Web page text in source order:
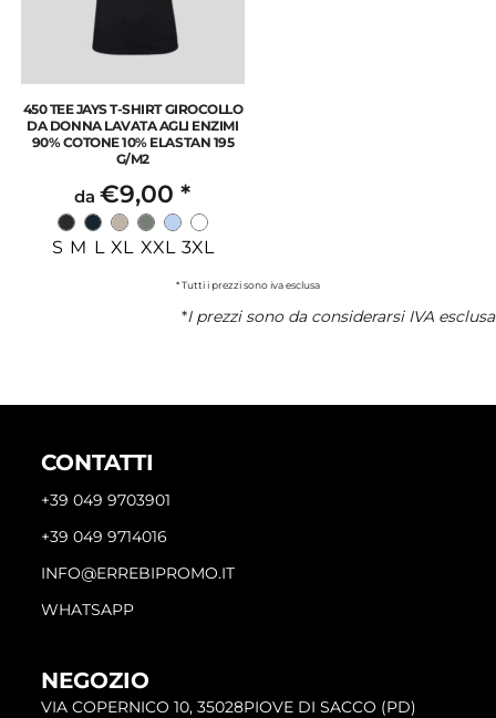
450 TEE JAYS T-SHIRT GIROCOLLO
DA DONNA LAVATA AGLI ENZIMI
90% COTONE 10% ELASTAN 195
G/M2
da€9,00*
S M L XL XXL 3XL
* Tutti i prezzi sono iva esclusa
*I prezzi sono da considerarsi IVA esclusa
CONTATTI
+39 049 9703901
+39 049 9714016
INFO@ERREBIPROMO.IT
WHATSAPP
NEGOZIO
VIA COPERNICO 10, 35028PIOVE DI SACCO (PD)